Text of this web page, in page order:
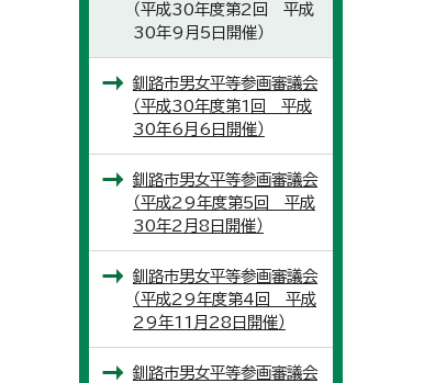
（平成30年度第2回 平成
30年9月5日開催）
釧路市男女平等参画審議会
（平成30年度第1回 平成
30年6月6日開催）
釧路市男女平等参画審議会
（平成29年度第5回 平成
30年2月8日開催）
釧路市男女平等参画審議会
（平成29年度第4回 平成
29年11月28日開催）
釧路市男女平等参画審議会